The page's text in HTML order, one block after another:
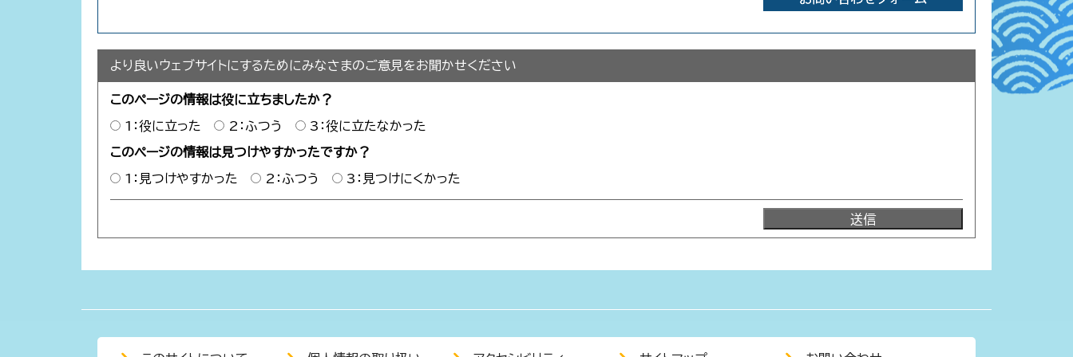
より良いウェブサイトにするためにみなさまのご意見をお聞かせください
このページの情報は役に立ちましたか？
1：役に立った 2：ふつう 3：役に立たなかった
このページの情報は見つけやすかったですか？
1：見つけやすかった 2：ふつう 3：見つけにくかった